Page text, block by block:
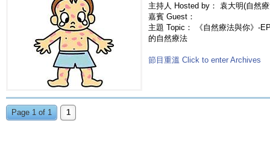
主持人 Hosted by： 袁大明(自然
嘉賓 Guest：
主題 Topic： 《自然療法與你》-
的自然療法
節目重溫 Click to enter Archives
Page 1 of 1 1